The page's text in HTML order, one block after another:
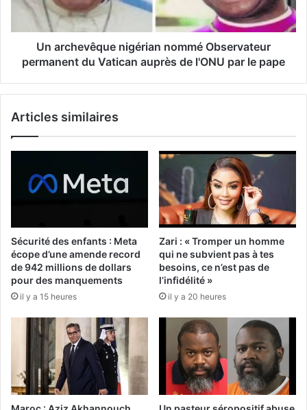
Un archevêque nigérian nommé Observateur
permanent du Vatican auprès de l'ONU par le pape
Articles similaires
Sécurité des enfants : Meta
écope d’une amende record
de 942 millions de dollars
pour des manquements
il y a 15 heures
Zari : « Tromper un homme
qui ne subvient pas à tes
besoins, ce n’est pas de
l’infidélité »
il y a 20 heures